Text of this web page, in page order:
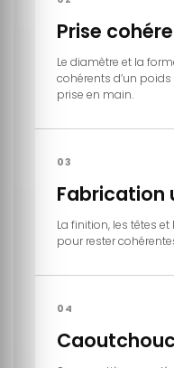
Prise
Le diamètre et la
cohérents d’un
prise en main.
03
Fabrication
La finition, les têtes
pour rester
04